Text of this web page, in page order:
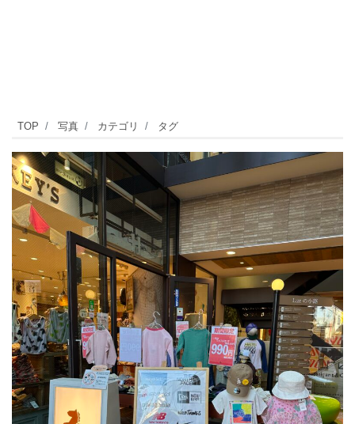
自
由
が
丘
駅
正
面
口
か
ら
徒
歩
5
TOP 写真 カテゴリ タグ